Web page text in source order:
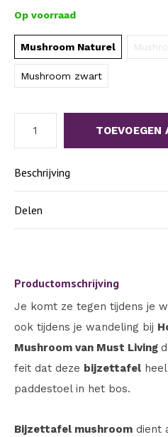
Op voorraad
Mushroom Naturel
Mushroom zwart
TOEVOEGEN
Beschrijving
Delen
Productomschrijving
Je komt ze tegen tijdens je
ook tijdens je wandeling bij
Mushroom van Must Living
feit dat deze bijzettafel
paddestoel in het bos.
Bijzettafel mushroom dient